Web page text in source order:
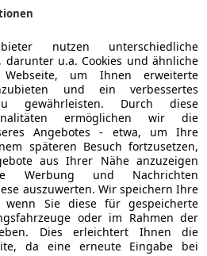
nutzen unterschiedliche
darunter u.a. Cookies und ähnliche
um Ihnen erweiterte
und ein verbessertes
gewährleisten. Durch diese
ermöglichen wir die
Angebotes - etwa, um Ihre
späteren Besuch fortzusetzen,
aus Ihrer Nähe anzuzeigen
Werbung und Nachrichten
auszuwerten. Wir speichern Ihre
wenn Sie diese für gespeicherte
oder im Rahmen der
Dies erleichtert Ihnen die
da eine erneute Eingabe bei
bemerkenswert günstige
den beiden Dieselversionen
Eclipse Cross im ersten